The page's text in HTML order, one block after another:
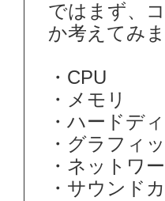
ではまず、
か考えてみま
・CPU
・メモリ
・ハードデ
・グラフィ
・ネットワ
・サウンド